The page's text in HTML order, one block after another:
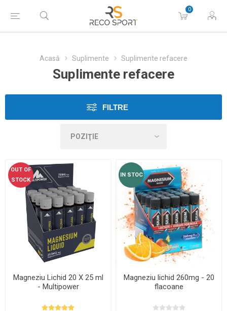
0
Acasă Suplimente Suplimente refacere
Suplimente refacere
FILTRE
OUT OF
STOCK
Magneziu Lichid 20 X 25 ml
- Multipower
IN STOC
Magneziu lichid 260mg - 20
flacoane